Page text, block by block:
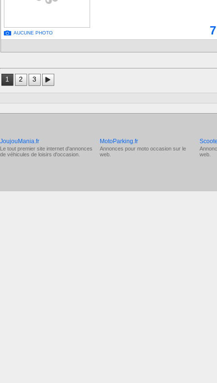
AUCUNE PHOTO
1 2 3
JoujouMania.fr
Le tout premier site internet d'annonces
de véhicules de loisirs d'occasion.
MotoParking.fr
Annonces pour moto occasion sur le
web.
web.